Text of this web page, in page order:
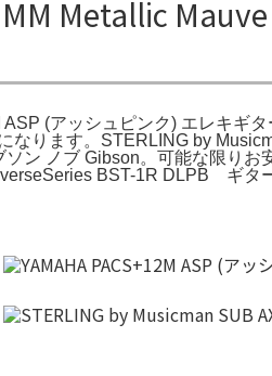
Metallic
(アッシュピンク) エレキギ
ります。STERLING by
ン ノブ Gibson。可能な限りお
BST-1R DLPB ギタ